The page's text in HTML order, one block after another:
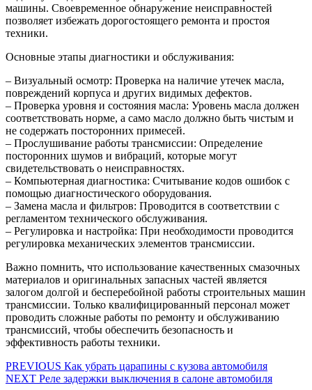
машины. Своевременное обнаружение неисправностей
позволяет избежать дорогостоящего ремонта и простоя
техники.
Основные этапы диагностики и обслуживания:
– Визуальный осмотр: Проверка на наличие утечек масла,
повреждений корпуса и других видимых дефектов.
– Проверка уровня и состояния масла: Уровень масла должен
соответствовать норме, а само масло должно быть чистым и
не содержать посторонних примесей.
– Прослушивание работы трансмиссии: Определение
посторонних шумов и вибраций, которые могут
свидетельствовать о неисправностях.
– Компьютерная диагностика: Считывание кодов ошибок с
помощью диагностического оборудования.
– Замена масла и фильтров: Проводится в соответствии с
регламентом технического обслуживания.
– Регулировка и настройка: При необходимости проводится
регулировка механических элементов трансмиссии.
Важно помнить, что использование качественных смазочных
материалов и оригинальных запасных частей является
залогом долгой и бесперебойной работы строительных машин
трансмиссии. Только квалифицированный персонал может
проводить сложные работы по ремонту и обслуживанию
трансмиссий, чтобы обеспечить безопасность и
эффективность работы техники.
Навигация
PREVIOUS Предыдущая
запись:
Как убрать царапины с кузова автомобиля
NEXT Следующая
Реле задержки выключения в салоне автомобиля